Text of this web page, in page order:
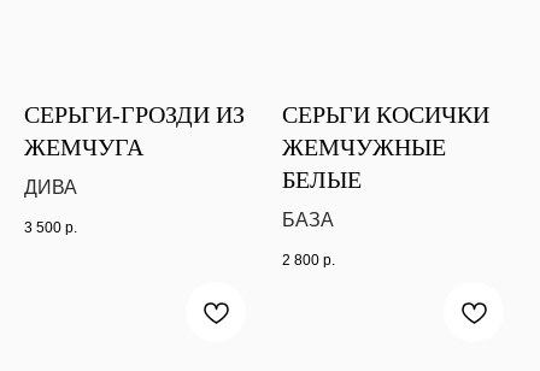
СЕРЬГИ-ГРОЗДИ ИЗ
ЖЕМЧУГА
ДИВА
3 500 р.
СЕРЬГИ КОСИЧКИ
ЖЕМЧУЖНЫЕ
БЕЛЫЕ
БАЗА
2 800 р.